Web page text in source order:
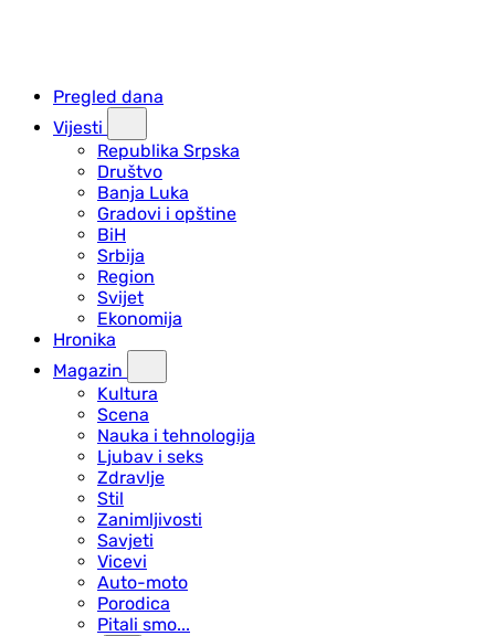
Pregled dana
Vijesti
Republika Srpska
Društvo
Banja Luka
Gradovi i opštine
BiH
Srbija
Region
Svijet
Ekonomija
Hronika
Magazin
Kultura
Scena
Nauka i tehnologija
Ljubav i seks
Zdravlje
Stil
Zanimljivosti
Savjeti
Vicevi
Auto-moto
Porodica
Pitali smo...